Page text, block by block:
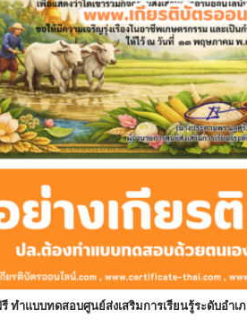
ทำแบบทดสอบศูนย์ส่งเสริมการเรียนรู้ระดับอำเภ